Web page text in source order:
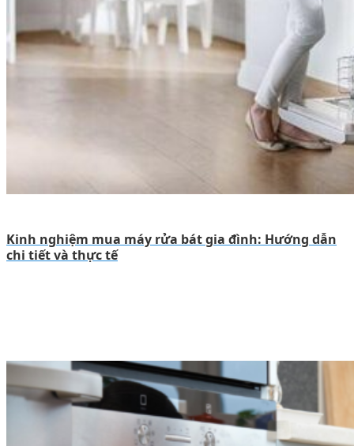
Kinh nghiệm mua máy rửa bát gia đình: Hướng dẫn
chi tiết và thực tế